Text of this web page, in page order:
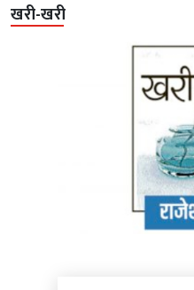
खरी-खरी